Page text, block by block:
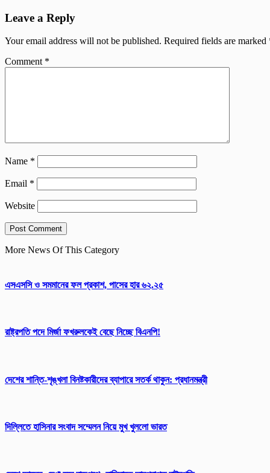
Leave a Reply
Your email address will not be published. Required fields are marked
Comment *
Name *
Email *
Website
More News Of This Category
এসএসসি ও সমমানের ফল প্রকাশ, পাসের হার ৬২.২৫
রাষ্ট্রপতি পদে মির্জা ফখরুলকেই বেছে নিচ্ছে বিএনপি!
দেশের শান্তি-শৃঙ্খলা বিনষ্টকারীদের ব্যাপারে সতর্ক থাকুন: প্রধানমন্ত্রী
দিল্লিতে হাসিনার সংবাদ সম্মেলন নিয়ে মুখ খুললো ভারত